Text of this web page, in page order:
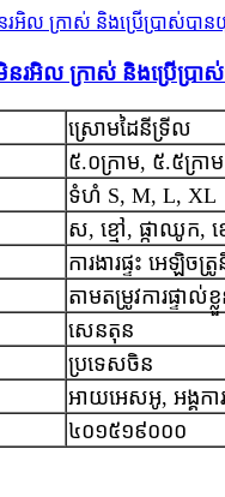
រអិល ក្រាស់ និងប្រើប្រា
ស្រោមដៃនីទ្រីល
៥.០ក្រាម, ៥.៥ក្រាម
ទំហំ S, M, L, XL
ស, ខ្មៅ, ផ្កាឈូក,
ការងារផ្ទះ អេឡិច
តាមតម្រូវការផ្ទាល់ខ្
សេនតុន
ប្រទេសចិន
អាយអេសអូ, អង្គកា
៤០១៥១៩០០០